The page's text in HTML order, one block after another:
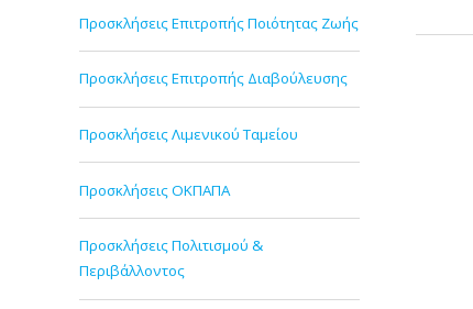
Προσκλήσεις Επιτροπής Ποιότητας Ζωής
Προσκλήσεις Επιτροπής Διαβούλευσης
Προσκλήσεις Λιμενικού Ταμείου
Προσκλήσεις ΟΚΠΑΠΑ
Προσκλήσεις Πολιτισμού &
Περιβάλλοντος